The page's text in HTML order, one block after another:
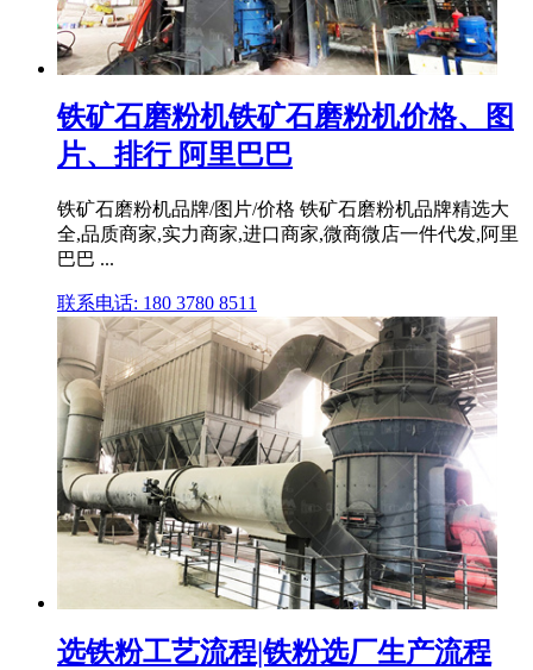
铁矿石磨粉机铁矿石磨粉机价格、图
片、排行 阿里巴巴
铁矿石磨粉机品牌/图片/价格 铁矿石磨粉机品牌精选大
全,品质商家,实力商家,进口商家,微商微店一件代发,阿里
巴巴 ...
联系电话: 180 3780 8511
选铁粉工艺流程|铁粉选厂生产流程